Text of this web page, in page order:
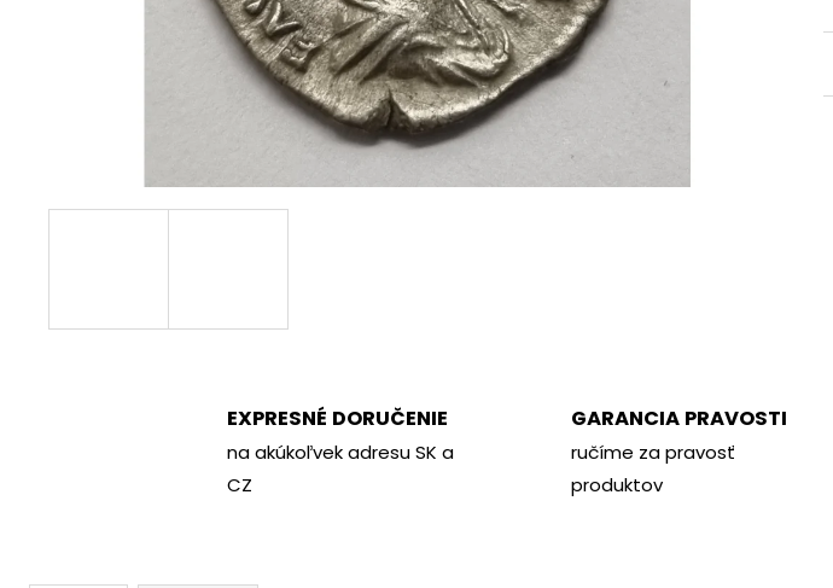
EXPRESNÉ DORUČENIE
na akúkoľvek adresu SK a
CZ
GARANCIA PRAVOSTI
ručíme za pravosť
produktov
€350